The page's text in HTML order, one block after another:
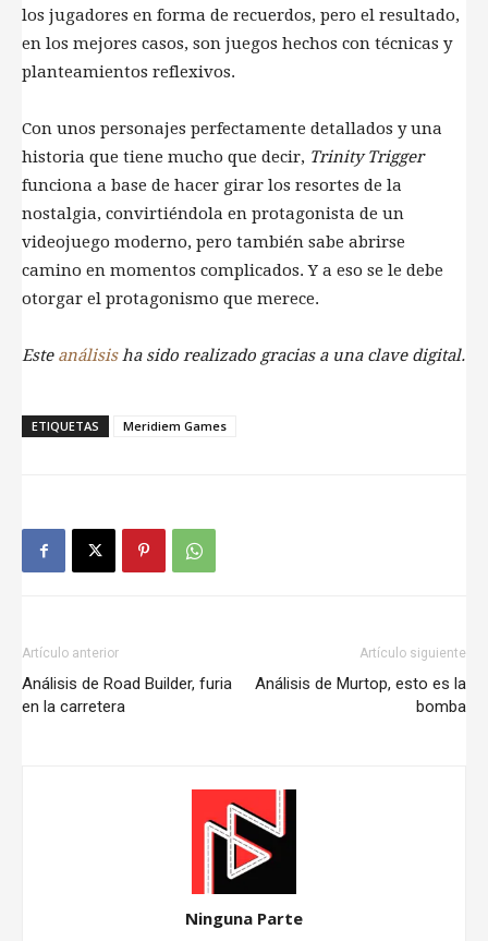
los jugadores en forma de recuerdos, pero el resultado,
en los mejores casos, son juegos hechos con técnicas y
planteamientos reflexivos.
Con unos personajes perfectamente detallados y una
historia que tiene mucho que decir, Trinity Trigger
funciona a base de hacer girar los resortes de la
nostalgia, convirtiéndola en protagonista de un
videojuego moderno, pero también sabe abrirse
camino en momentos complicados. Y a eso se le debe
otorgar el protagonismo que merece.
Este análisisha sido realizado gracias a una clave digital.
ETIQUETAS Meridiem Games
Artículo anterior
Análisis de Road Builder, furia
en la carretera
Artículo siguiente
Análisis de Murtop, esto es la
bomba
Ninguna Parte